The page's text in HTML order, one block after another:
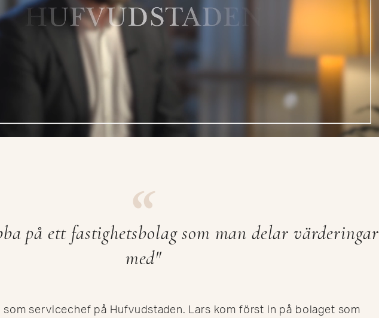
på ett fastighetsbolag som man delar värderingar
med"
som servicechef på Hufvudstaden. Lars kom först in på bolaget som